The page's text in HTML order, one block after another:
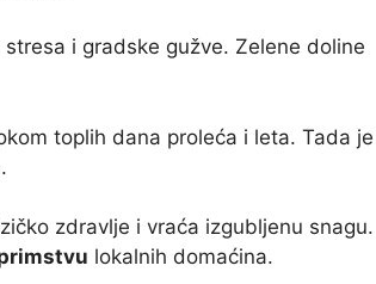
i gradske gužve. Zelene doline
toplih dana proleća i leta. Tada je
zdravlje i vraća izgubljenu snagu.
lokalnih domaćina.